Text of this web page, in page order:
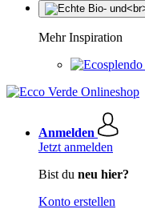
Mehr Inspiration
Anmelden
Jetzt anmelden
Bist du neu hier?
Konto erstellen